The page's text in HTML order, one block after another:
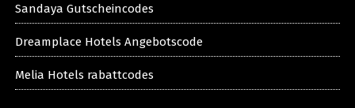
Sandaya Gutscheincodes
Dreamplace Hotels Angebotscode
Melia Hotels rabattcodes